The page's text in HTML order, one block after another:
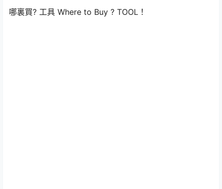
哪裏買? 工具 Where to Buy ? TOOL！